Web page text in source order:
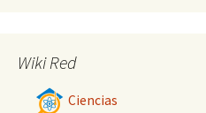
Wiki Red
Ciencias